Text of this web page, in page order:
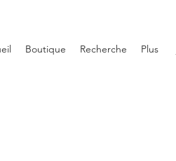
Boutique Recherche Plus